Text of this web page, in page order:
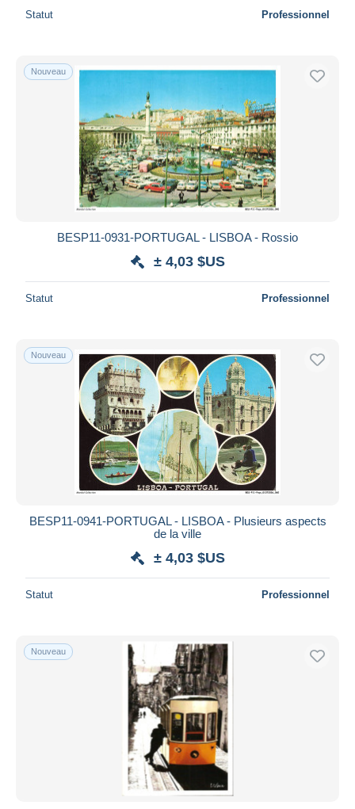
Statut Professionnel
Nouveau
BESP11-0931-PORTUGAL - LISBOA - Rossio
± 4,03 $US
Statut Professionnel
Nouveau
BESP11-0941-PORTUGAL - LISBOA - Plusieurs aspects
de la ville
± 4,03 $US
Statut Professionnel
Nouveau